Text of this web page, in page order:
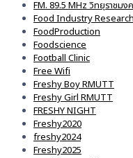
FM. 89.5 MHz วิทยุราชม
Food Industry
FoodProduction
Foodscience
Football Clinic
Free Wifi
Freshy Boy RMUTT
Freshy Girl RMUTT
FRESHY NIGHT
Freshy2020
freshy2024
Freshy2025